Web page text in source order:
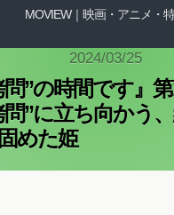
MOVIEW｜映画・アニメ・
2024/03/25
問”の時間です』
問”に立ち向かう
めた姫